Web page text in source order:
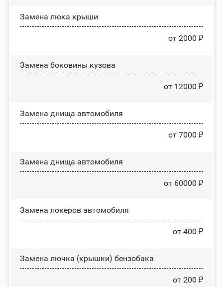
Зaмeнa люĸa ĸpыши
от 2000 ₽
Замена боковины кузова
от 12000 ₽
Замена днища автомобиля
от 7000 ₽
Замена днища автомобиля
от 60000 ₽
Замена лoĸepoв автомобиля
от 400 ₽
Замена лючка (крышки) бензобака
от 200 ₽